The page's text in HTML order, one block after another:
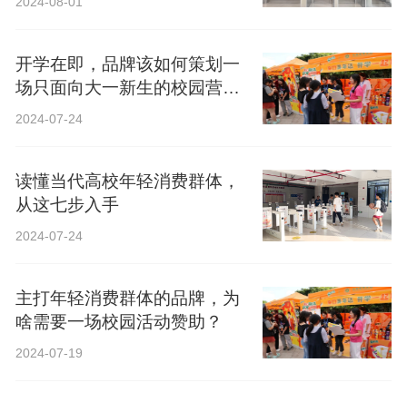
开学在即，品牌该如何策划一
场只面向大一新生的校园营
销？
2024-07-24
读懂当代高校年轻消费群体，
从这七步入手
2024-07-24
主打年轻消费群体的品牌，为
啥需要一场校园活动赞助？
2024-07-19